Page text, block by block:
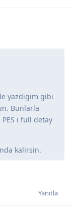
yazdigim gibi
Bunlarla
i full detay
kalirsin.
Yanıtla